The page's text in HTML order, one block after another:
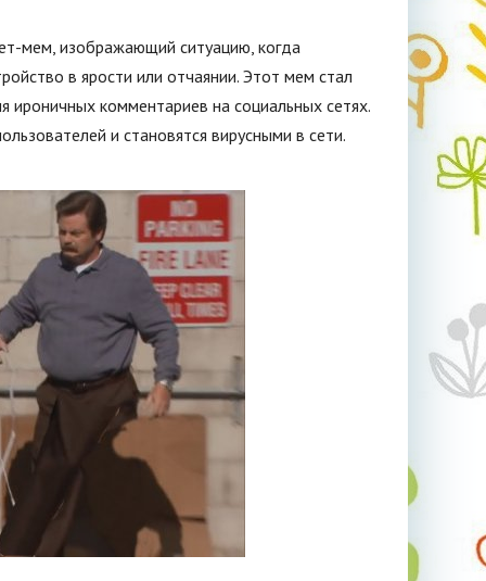
мем, изображающий ситуацию, когда
в ярости или отчаянии. Этот мем стал
ироничных комментариев на социальных сетях.
и становятся вирусными в сети.